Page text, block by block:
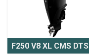
F250 V8 XL CMS DTS